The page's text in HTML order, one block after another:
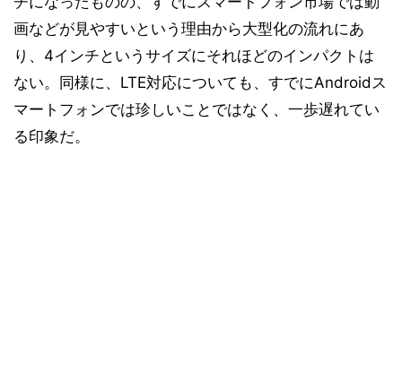
画などが見やすいという理由から大型化の流れにあ
り、4インチというサイズにそれほどのインパクトは
ない。同様に、LTE対応についても、すでにAndroidス
マートフォンでは珍しいことではなく、一歩遅れてい
る印象だ。